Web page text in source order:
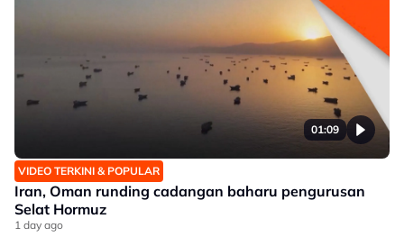
01:09
VIDEO TERKINI & POPULAR
Iran, Oman runding cadangan baharu pengurusan
Selat Hormuz
1 day ago